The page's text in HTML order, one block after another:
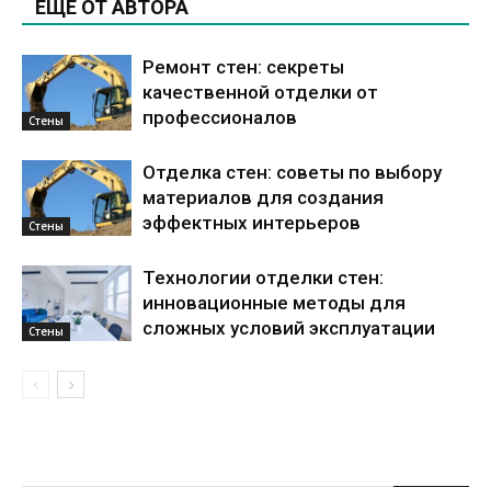
ЕЩЕ ОТ АВТОРА
Стены
Ремонт стен: секреты
качественной отделки от
профессионалов
Стены
Отделка стен: советы по выбору
материалов для создания
эффектных интерьеров
Стены
Технологии отделки стен:
инновационные методы для
сложных условий эксплуатации